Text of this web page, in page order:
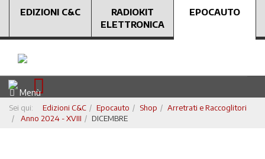
EDIZIONI C&C
RADIOKIT
ELETTRONICA
EPOCAUTO
Menù
Sei qui: Edizioni C&C Epocauto Shop
Arretrati e Raccoglitori
Anno 2024 - XVIII
DICEMBRE